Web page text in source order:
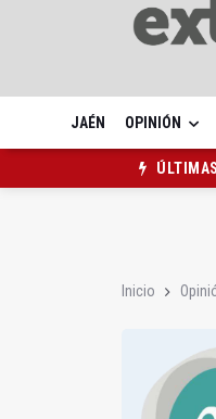
JAÉN OPINIÓN
Inicio